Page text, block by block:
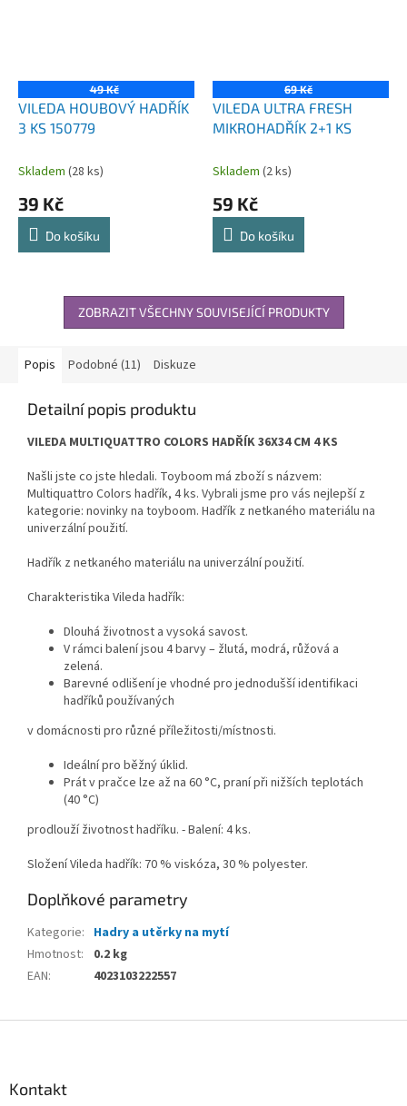
49 Kč
VILEDA HOUBOVÝ HADŘÍK
3 KS 150779
Skladem (28 ks)
39 Kč
Do košíku
69 Kč
VILEDA ULTRA FRESH
MIKROHADŘÍK 2+1 KS
Skladem (2 ks)
59 Kč
Do košíku
ZOBRAZIT VŠECHNY SOUVISEJÍCÍ PRODUKTY
Popis Podobné (11) Diskuze
Detailní popis produktu
VILEDA MULTIQUATTRO COLORS HADŘÍK 36X34 CM 4 KS
Našli jste co jste hledali. Toyboom má zboží s názvem:
Multiquattro Colors hadřík, 4 ks. Vybrali jsme pro vás nejlepší z
kategorie: novinky na toyboom. Hadřík z netkaného materiálu na
univerzální použití.
Hadřík z netkaného materiálu na univerzální použití.
Charakteristika Vileda hadřík:
Dlouhá životnost a vysoká savost.
V rámci balení jsou 4 barvy – žlutá, modrá, růžová a
zelená.
Barevné odlišení je vhodné pro jednodušší identifikaci
hadříků používaných
v domácnosti pro různé příležitosti/místnosti.
Ideální pro běžný úklid.
Prát v pračce lze až na 60 °C, praní při nižších teplotách
(40 °C)
prodlouží životnost hadříku. - Balení: 4 ks.
Složení Vileda hadřík: 70 % viskóza, 30 % polyester.
Doplňkové parametry
Kategorie: Hadry a utěrky na mytí
Hmotnost:
0.2 kg
EAN: 4023103222557
Kontakt